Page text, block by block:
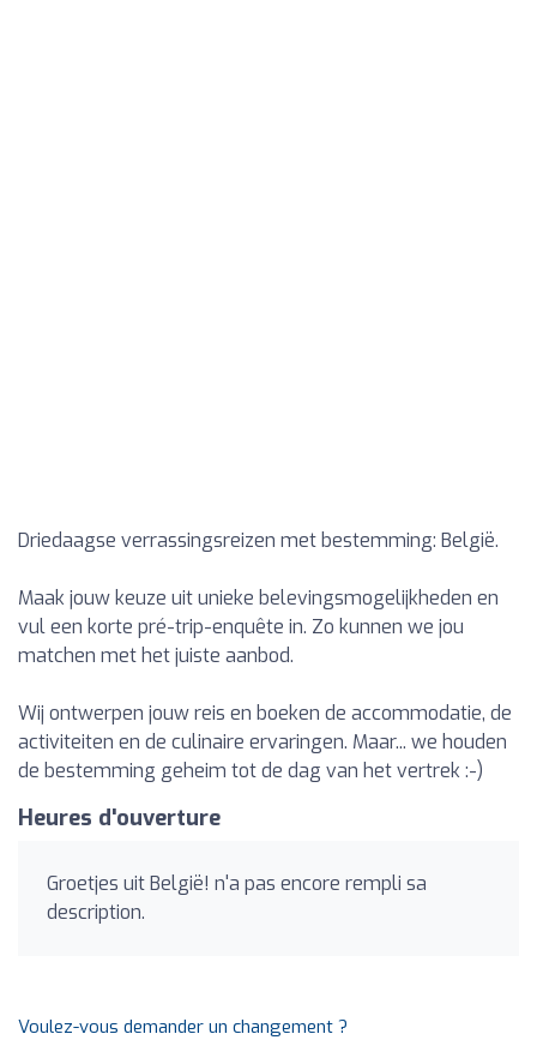
Driedaagse verrassingsreizen met bestemming: België.
Maak jouw keuze uit unieke belevingsmogelijkheden en
vul een korte pré-trip-enquête in. Zo kunnen we jou
matchen met het juiste aanbod.
Wij ontwerpen jouw reis en boeken de accommodatie, de
activiteiten en de culinaire ervaringen. Maar... we houden
de bestemming geheim tot de dag van het vertrek :-)
Heures d'ouverture
Groetjes uit België! n'a pas encore rempli sa
description.
Voulez-vous demander un changement ?